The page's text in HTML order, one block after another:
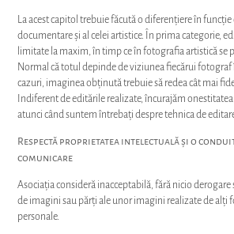
La acest capitol trebuie făcută o diferențiere în
documentare și al celei artistice. În prima categorie,
limitate la maxim, în timp ce în fotografia artistică se
Normal că totul depinde de viziunea fiecărui fotograf
cazuri, imaginea obținută trebuie să redea cât mai
Indiferent de editările realizate, încurajăm
atunci când suntem întrebați despre tehnica de
Respectă proprietatea intelectuală și o
comunicare
Asociația consideră inacceptabilă, fără nicio derogare
de imagini sau părți ale unor imagini realizate de alți
personale.